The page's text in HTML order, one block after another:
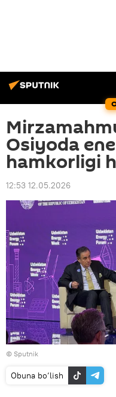
Osiyoda
hamkorligi
12:53 12.05.2026
© Sputnik
Obuna bo‘lish